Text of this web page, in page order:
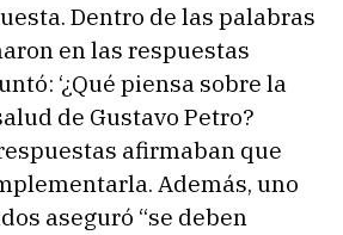
Dentro de las palabras
en las respuestas
‘¿Qué piensa sobre la
de Gustavo Petro?
afirmaban que
Además, uno
aseguró “se deben